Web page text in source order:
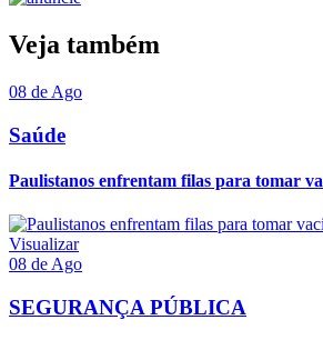
Veja também
08 de Ago
Saúde
Paulistanos enfrentam filas para tomar
Visualizar
08 de Ago
SEGURANÇA PÚBLICA